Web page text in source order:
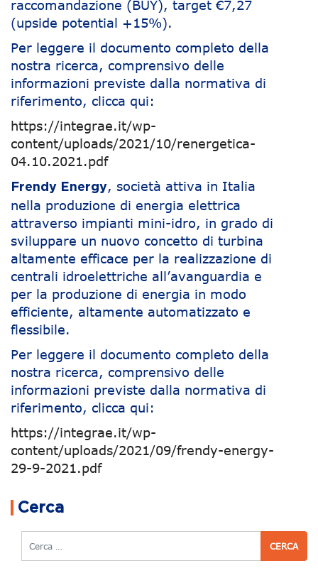
raccomandazione (BUY), target €7,27
(upside potential +15%).
Per leggere il documento completo della
nostra ricerca, comprensivo delle
informazioni previste dalla normativa di
riferimento, clicca qui:
https://integrae.it/wp-
content/uploads/2021/10/renergetica-
04.10.2021.pdf
Frendy Energy, società attiva in Italia
nella produzione di energia elettrica
attraverso impianti mini-idro, in grado di
sviluppare un nuovo concetto di turbina
altamente efficace per la realizzazione di
centrali idroelettriche all’avanguardia e
per la produzione di energia in modo
efficiente, altamente automatizzato e
flessibile.
Per leggere il documento completo della
nostra ricerca, comprensivo delle
informazioni previste dalla normativa di
riferimento, clicca qui:
https://integrae.it/wp-
content/uploads/2021/09/frendy-energy-
29-9-2021.pdf
Cerca
Cerca